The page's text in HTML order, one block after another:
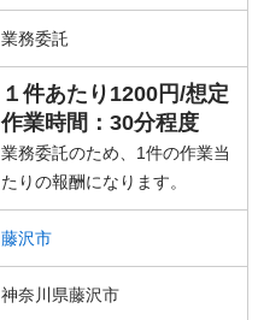
業務委託
１件あたり1200円/想定
作業時間：30分程度
業務委託のため、1件の作業当
たりの報酬になります。
藤沢市
神奈川県藤沢市